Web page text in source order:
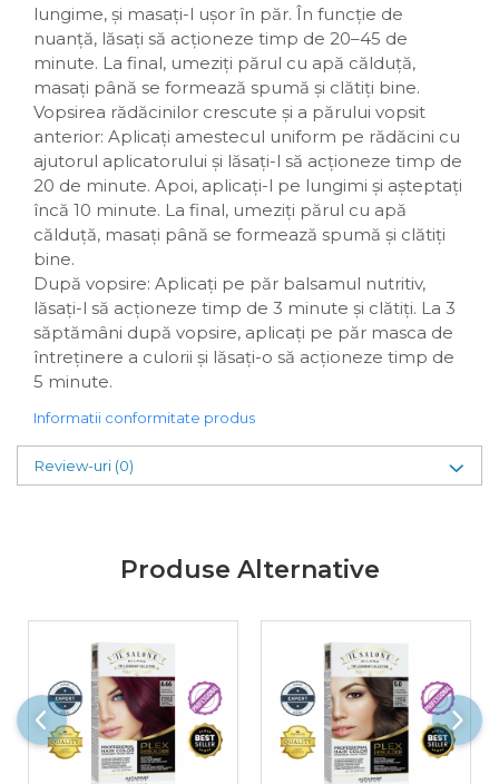
lungime, și masați-l ușor în păr. În funcție de
nuanță, lăsați să acționeze timp de 20–45 de
minute. La final, umeziți părul cu apă călduță,
masați până se formează spumă și clătiți bine.
Vopsirea rădăcinilor crescute și a părului vopsit
anterior: Aplicați amestecul uniform pe rădăcini cu
ajutorul aplicatorului și lăsați-l să acționeze timp de
20 de minute. Apoi, aplicați-l pe lungimi și așteptați
încă 10 minute. La final, umeziți părul cu apă
călduță, masați până se formează spumă și clătiți
bine.
După vopsire: Aplicați pe păr balsamul nutritiv,
lăsați-l să acționeze timp de 3 minute și clătiți. La 3
săptămâni după vopsire, aplicați pe păr masca de
întreținere a culorii și lăsați-o să acționeze timp de
5 minute.
Informatii conformitate produs
Review-uri (0)
Produse Alternative